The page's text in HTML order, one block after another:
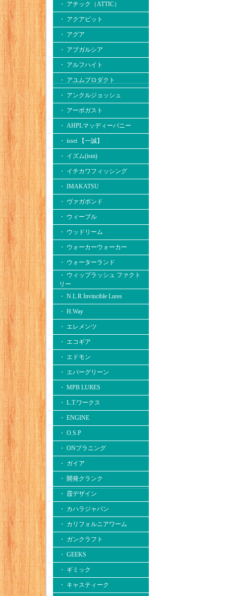
・ アチック（ATTIC）
・ アクアビット
・ アグア
・ アブガルシア
・ アルフハイト
・ アユムプロダクト
・ アンクルジョッシュ
・ アーボガスト
・ AHPLマッディーバニー
・ issei 【一誠】
・ イズム(ism)
・ イチカワフィッシング
・ IMAKATSU
・ ヴァガボンド
・ ウィーブル
・ ウッドリーム
・ ウォーカーウォーカー
・ ウォーターランド
・ ウィップラッシュ ファクト
リー
・ N.L.R Invincible Lures
・ H.Way
・ エレメンツ
・ エコギア
・ エドモン
・ エバーグリーン
・ MPB LURES
・ L.T.ワークス
・ ENGINE
・ O.S.P
・ ONプラニング
・ ガイア
・ 開発クランク
・ 霞デザイン
・ カハラジャパン
・ カリフォルニアワーム
・ ガンクラフト
・ GEEKS
・ ギミック
・ キャスティーク